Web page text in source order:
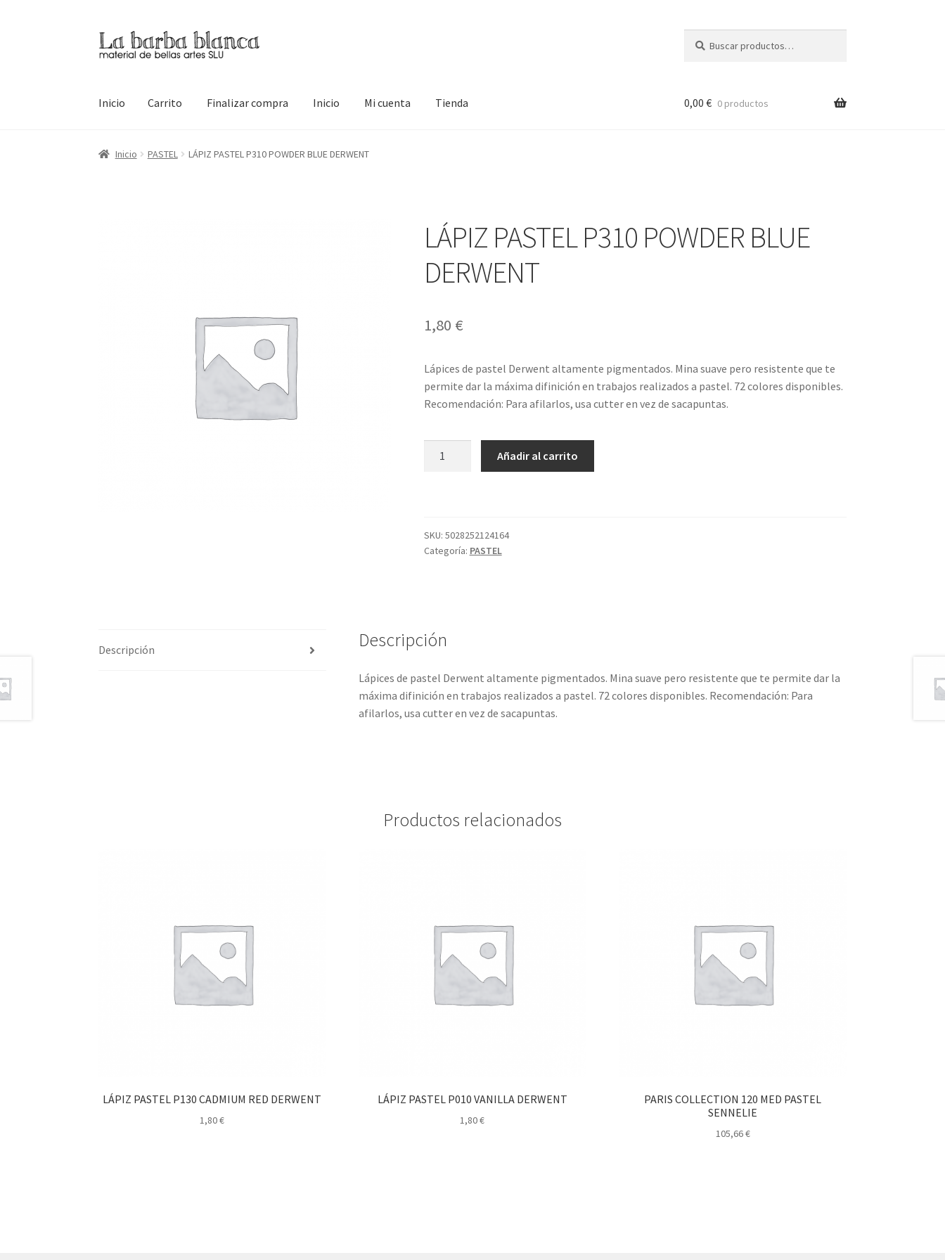
Ir
a
Ir
al
por:
Inicio Carrito Finalizar compra Inicio Mi cuenta Tienda
Inicio CarritoFinalizar compra Inicio Mi cuentaTienda
0,00 € 0 productos
Inicio PASTEL LÁPIZ PASTEL P310 POWDER BLUE DERWENT
LÁPIZ PASTEL P310 POWDER BLUE
DERWENT
1,80 €
Lápices de pastel Derwent altamente pigmentados. Mina suave pero resistente que te
permite dar la máxima difinición en trabajos realizados a pastel. 72 colores disponibles.
Recomendación: Para afilarlos, usa cutter en vez de sacapuntas.
DERWENT
cantidad
Añadir al carrito
SKU: 5028252124164
Categoría: PASTEL
Descripción Descripción
Lápices de pastel Derwent altamente pigmentados. Mina suave pero resistente que te permite dar la
máxima difinición en trabajos realizados a pastel. 72 colores disponibles. Recomendación: Para
afilarlos, usa cutter en vez de sacapuntas.
Productos relacionados
LÁPIZ PASTEL P130 CADMIUM RED DERWENT
1,80€
LÁPIZ PASTEL P010 VANILLA DERWENT
1,80€
PARIS COLLECTION 120 MED PASTEL
SENNELIE
105,66€